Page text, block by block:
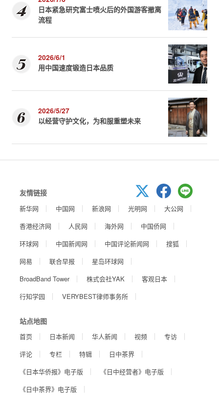
日本紧急研究富士喷火后的外国游客撤离
流程
2026/6/1
用中国速度锻造日本品质
2026/5/27
以经营守护文化，为和服重塑未来
友情链接
新华网 中国网 新浪网 光明网
大公网
香港经济网
人民网 海外网
中国侨网
环球网
中国新闻网 中国评论新闻网
搜狐
网易
联合早报
星岛环球网
BroadBand Tower
株式会社YAK
客观日本
行知学园
VERYBEST律师事务所
站点地图
首页 日本新闻 华人新闻 视频
专访
评论
专栏 特辑
日中茶界
《日本华侨报》电子版
《日中经营者》电子版
《日中茶界》电子版